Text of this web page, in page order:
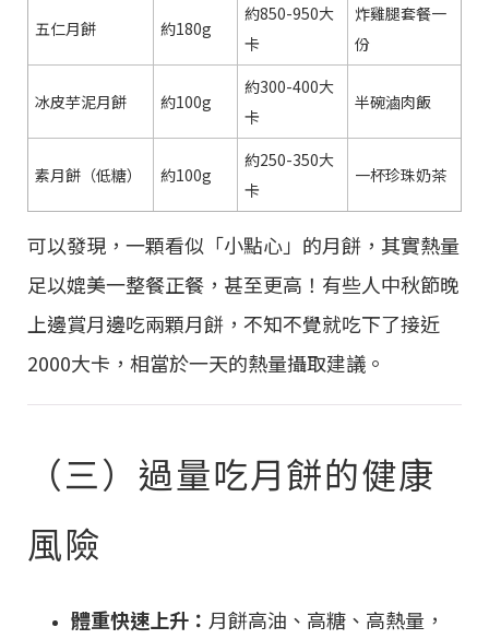
五仁月餅 約180g
約850-950大
卡
炸雞腿套餐一
份
冰皮芋泥月餅 約100g
約300-400大
卡
半碗滷肉飯
素月餅（低糖） 約100g
約250-350大
卡
一杯珍珠奶茶
可以發現，一顆看似「小點心」的月餅，其實熱量
足以媲美一整餐正餐，甚至更高！有些人中秋節晚
上邊賞月邊吃兩顆月餅，不知不覺就吃下了接近
2000大卡，相當於一天的熱量攝取建議。
（三）過量吃月餅的健康
風險
體重快速上升： 月餅高油、高糖、高熱量，